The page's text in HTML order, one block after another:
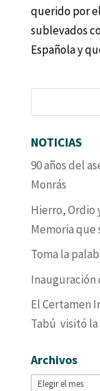
querido por
sublevados
Española y
NOTICIAS
90 años del
Monrás
Hierro, Ordio
Memoria que
Toma la
Inauguración
El Certamen
Tabú visitó la
Archivos
Archivos